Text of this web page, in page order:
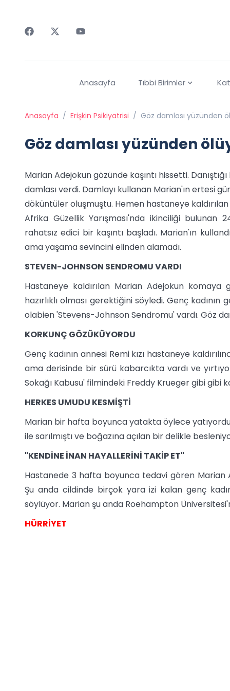
Anasayfa Tıbbi Birimler
Anasayfa / Erişkin Psikiyatrisi / Göz damlası yüzünden
Göz damlası yüzünden
Marian Adejokun gözünde kaşıntı hissetti.
damlası verdi. Damlayı kullanan Marian'ın ertesi
döküntüler oluşmuştu. Hemen hastaneye
Afrika Güzellik Yarışması'nda ikinciliği bulunan
rahatsız edici bir kaşıntı başladı. Marian'ın
ama yaşama sevincini elinden alamadı.
STEVEN-JOHNSON SENDROMU VARDI
Hastaneye kaldırılan Marian Adejokun komaya
hazırlıklı olması gerektiğini söyledi. Genç
olabien 'Stevens-Johnson Sendromu' vardı. Göz
KORKUNÇ GÖZÜKÜYORDU
Genç kadının annesi Remi kızı hastaneye
ama derisinde bir sürü kabarcıkta vardı ve
Sokağı Kabusu' filmindeki Freddy Krueger gibi gibi
HERKES UMUDU KESMİŞTİ
Marian bir hafta boyunca yatakta öylece yatıyordu
ile sarılmıştı ve boğazına açılan bir delikle
"KENDİNE İNAN HAYALLERİNİ TAKİP ET"
Hastanede 3 hafta boyunca tedavi gören Marian
Şu anda cildinde birçok yara izi kalan genç
söylüyor. Marian şu anda Roehampton
HÜRRİYET